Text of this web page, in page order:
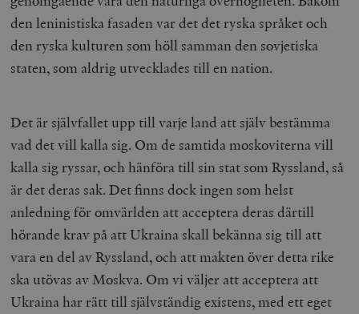
den leninistiska fasaden var det det ryska språket och
den ryska kulturen som höll samman den sovjetiska
staten, som aldrig utvecklades till en nation.
Det är självfallet upp till varje land att själv bestämma
vad det vill kalla sig. Om de samtida moskoviterna vill
kalla sig ryssar, och hänföra till sin stat som Ryssland, så
är det deras sak. Det finns dock ingen som helst
anledning för omvärlden att acceptera deras därtill
hörande krav på att Ukraina skall bekänna sig till att
vara en del av Ryssland, och att makten över detta rike
ska utövas av Moskva. Om vi väljer att acceptera att
Ukraina har rätt till självständig existens, med ett eget